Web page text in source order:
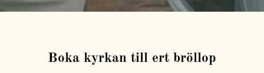
Boka kyrkan till ert bröllop